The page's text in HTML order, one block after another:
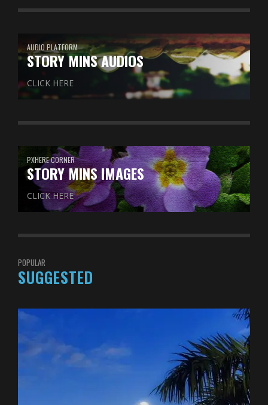
AUDIO PLATFORM
STORY MINS AUDIOS
CLICK HERE
PXHERE CORNER
STORY MINS IMAGES
CLICK HERE
POPULAR
SUGGESTED